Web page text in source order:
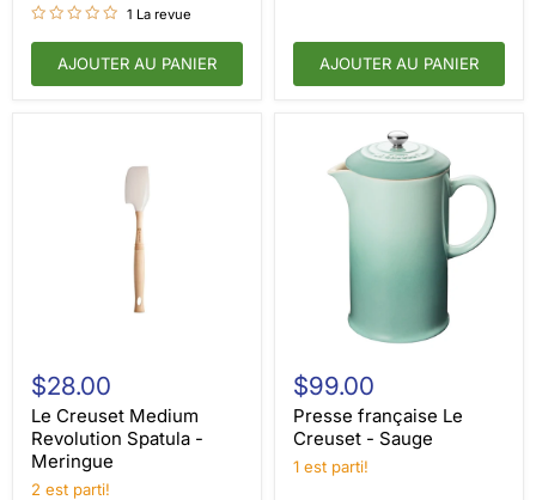
1 La revue
AJOUTER AU PANIER AJOUTER AU PANIER
Creuset
Medium
Revolution
Spatula
Meringue
$28.00
Le Creuset Medium
Revolution Spatula -
Meringue
2 est parti!
française
Le
Creuset
Sauge
$99.00
Presse française Le
Creuset - Sauge
1 est parti!